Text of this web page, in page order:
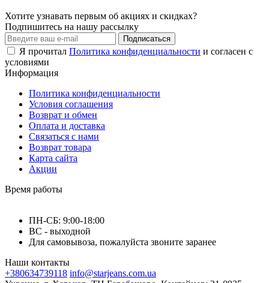
Хотите узнавать первым об акциях и скидках?
Подпишитесь на нашу рассылку
Подписаться
Я прочитал Политика конфиденциальности и согласен с
условиями
Информация
Политика конфиденциальности
Условия соглашения
Возврат и обмен
Оплата и доставка
Связаться с нами
Возврат товара
Карта сайта
Акции
Время работы
ПН-СБ: 9:00-18:00
ВС - выходной
Для самовывоза, пожалуйста звоните заранее
Наши контакты
+380634739118 info@starjeans.com.ua